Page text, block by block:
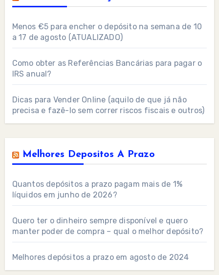
Menos €5 para encher o depósito na semana de 10
a 17 de agosto (ATUALIZADO)
Como obter as Referências Bancárias para pagar o
IRS anual?
Dicas para Vender Online (aquilo de que já não
precisa e fazê-lo sem correr riscos fiscais e outros)
Melhores Depositos A Prazo
Quantos depósitos a prazo pagam mais de 1%
líquidos em junho de 2026?
Quero ter o dinheiro sempre disponível e quero
manter poder de compra – qual o melhor depósito?
Melhores depósitos a prazo em agosto de 2024